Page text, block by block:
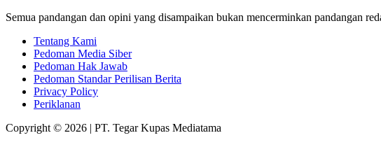
Semua pandangan dan opini yang disampaikan bukan mencerminkan pandangan
Tentang Kami
Pedoman Media Siber
Pedoman Hak Jawab
Pedoman Standar Perilisan Berita
Privacy Policy
Periklanan
Copyright © 2026 | PT. Tegar Kupas Mediatama